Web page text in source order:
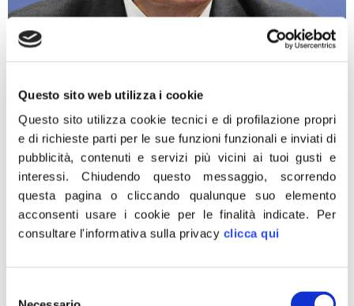
Questo sito web utilizza i cookie
Questo sito utilizza cookie tecnici e di profilazione propri
e di richieste parti per le sue funzioni funzionali e inviati di
pubblicità, contenuti e servizi più vicini ai tuoi gusti e
interessi.Chiudendo questo messaggio, scorrendo
questa pagina o cliccando qualunque suo elemento
acconsenti usare i cookie per le finalità indicate. Per
consultare l'informativa sulla privacy clicca qui
Ancora una volta il Pd usa espressioni che nulla hanno a
del presidente della regione Campania, Vincenzo De
sono gravi, diffamanti, arrivando a tacciare il governo di
“delinquenza politica”. Quelle di De Luca sono
affermazioni […]
Istat: occupazione record,
stracciati auspici Pd e M5s